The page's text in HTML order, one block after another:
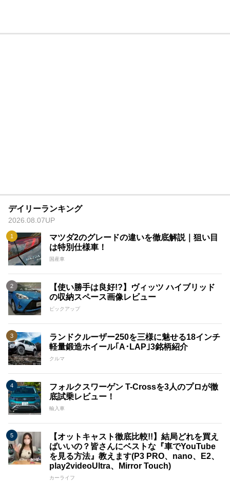
デイリーランキング
2026.08.07UP
マツダ2のグレードの違いを徹底解説｜狙い目
は特別仕様車！
国産車
【使い勝手は良好!?】ヴィッツ ハイブリッド
の収納スペース画像レビュー
ピックアップ
ランドクルーザー250を三様に魅せる18インチ
軽量鍛造ホイール｢A･LAP｣3銘柄紹介
クルマ
フォルクスワーゲン T-Crossを3人のプロが徹
底試乗レビュー！
輸入車
【オットキャスト徹底比較!!】結局どれを買え
ばいいの？皆さんにベストな『車でYouTube
を見る方法』教えます(P3 PRO、nano、E2、
play2videoUltra、Mirror Touch)
カーライフ